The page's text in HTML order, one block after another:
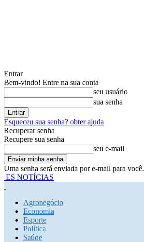
Entrar
Bem-vindo! Entre na sua conta
seu usuário
sua senha
Esqueceu sua senha? obter ajuda
Recuperar senha
Recupere sua senha
seu e-mail
Uma senha será enviada por e-mail para você.
ES NOTÍCIAS
Agronegócio
Economia
Esporte
Política
Saúde